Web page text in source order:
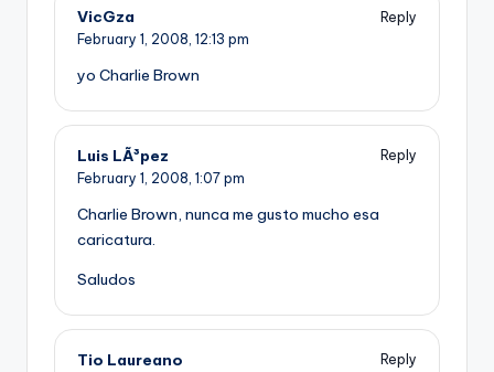
VicGza
Reply
February 1, 2008, 12:13 pm
yo Charlie Brown
Luis LÃ³pez
Reply
February 1, 2008, 1:07 pm
Charlie Brown, nunca me gusto mucho esa
caricatura.
Saludos
Tio Laureano
Reply